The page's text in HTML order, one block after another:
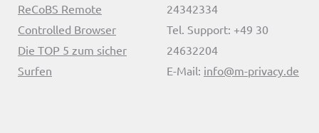
ReCoBS Remote
Controlled Browser
Die TOP 5 zum sicher
Surfen
24342334
Tel. Support: +49 30
24632204
E-Mail: info@m-privacy.de